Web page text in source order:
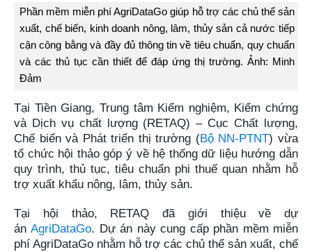
Phần mềm miễn phí AgriDataGo giúp hỗ trợ các chủ thể sản
xuất, chế biến, kinh doanh nông, lâm, thủy sản cả nước tiếp
cận công bằng và đầy đủ thông tin về tiêu chuẩn, quy chuẩn
và các thủ tục cần thiết để đáp ứng thị trường. Ảnh: Minh
Đảm
Tại Tiền Giang, Trung tâm Kiểm nghiệm, Kiểm chứng
và Dịch vụ chất lượng (RETAQ) – Cục Chất lượng,
Chế biến và Phát triển thị trường (Bộ NN-PTNT) vừa
tổ chức hội thảo góp ý về hệ thống dữ liệu hướng dẫn
quy trình, thủ tục, tiêu chuẩn phi thuế quan nhằm hỗ
trợ xuất khẩu nông, lâm, thủy sản.
Tại hội thảo, RETAQ đã giới thiệu về dự
ánAgriDataGo. Dự án này cung cấp phần mềm miễn
phí AgriDataGo nhằm hỗ trợ các chủ thể sản xuất, chế